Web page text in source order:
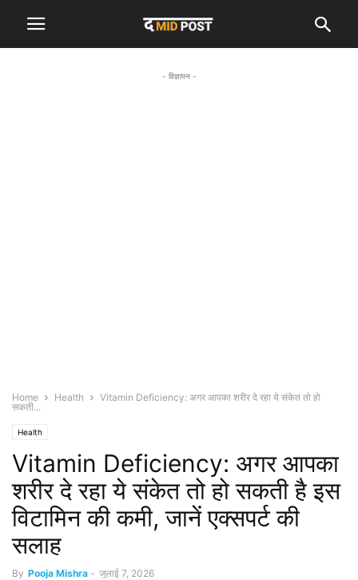
- विज्ञापन -
Home Health
Vitamin Deficiency: अगर आपका शरीर दे रहा ये संकेत तो हो
सकती...
Health
Vitamin Deficiency: अगर आपका
शरीर दे रहा ये संकेत तो हो सकती है इस
विटामिन की कमी, जानें एक्सपर्ट की
सलाह
By Pooja Mishra - जुलाई 7, 2026